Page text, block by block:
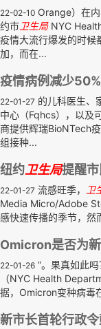
22-02-10 Orange）在
约市 卫生局NYC
疫情大流行爆发的时候
加，而在...
疫情病例减少
22-01-27 的儿科医生、
中心（Fqhcs），以及
商提供辉瑞BioNTech
组接种...
纽约卫生局提醒
22-01-27 流感旺季， 卫
Media Micro/Adobe
感快速传播的季节，然
Omicron是否为
22-01-26 ”。果真如此
（NYC Health
据，Omicron变种病毒
新市长首轮行政